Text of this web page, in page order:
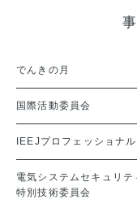
でんきの月
国際活動委員会
IEEJプロフェッショナル
電気システムセキュリテ
特別技術委員会